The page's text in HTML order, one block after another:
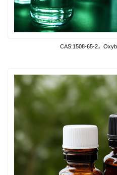
CAS:1508-65-2，